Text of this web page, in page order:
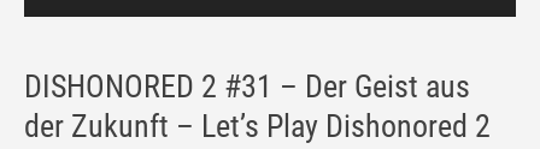
DISHONORED 2 #31 – Der Geist aus
der Zukunft – Let’s Play Dishonored 2